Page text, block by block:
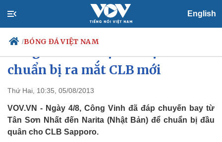
English
/BÓNG ĐÁ VIỆT NAM
Chính trị
Đảng
Tổ chức nhân sự
Quốc hội
Nhận diện sự thật
Tin 24h
Dự báo thời tiết
chuẩn bị ra mắt CLB mới
Thứ Hai, 10:35, 05/08/2013
VOV.VN - Ngày 4/8, Công Vinh đã đáp chuyến bay từ
Tân Sơn Nhất đến Narita (Nhật Bản) để chuẩn bị đầu
quân cho CLB Sapporo.